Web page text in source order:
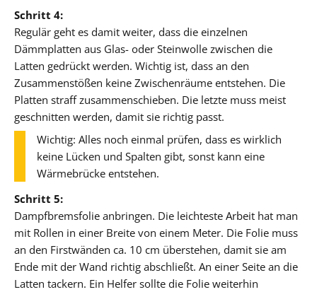
Schritt 4:
Regulär geht es damit weiter, dass die einzelnen
Dämmplatten aus Glas- oder Steinwolle zwischen die
Latten gedrückt werden. Wichtig ist, dass an den
Zusammenstößen keine Zwischenräume entstehen. Die
Platten straff zusammenschieben. Die letzte muss meist
geschnitten werden, damit sie richtig passt.
Wichtig: Alles noch einmal prüfen, dass es wirklich
keine Lücken und Spalten gibt, sonst kann eine
Wärmebrücke entstehen.
Schritt 5:
Dampfbremsfolie anbringen. Die leichteste Arbeit hat man
mit Rollen in einer Breite von einem Meter. Die Folie muss
an den Firstwänden ca. 10 cm überstehen, damit sie am
Ende mit der Wand richtig abschließt. An einer Seite an die
Latten tackern. Ein Helfer sollte die Folie weiterhin